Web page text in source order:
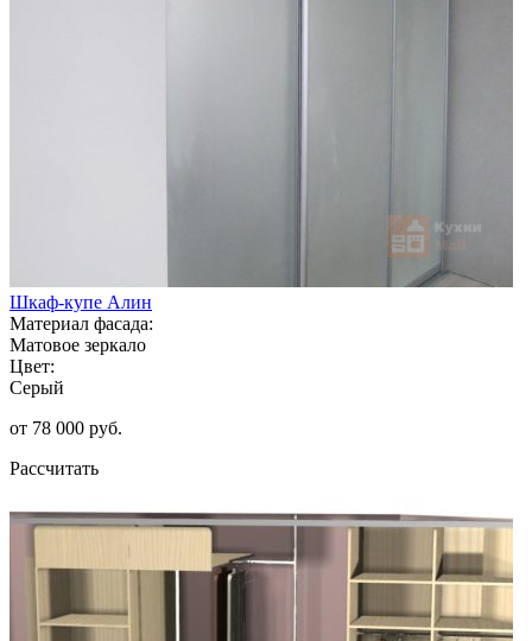
Шкаф-купе Алин
Материал фасада:
Матовое зеркало
Цвет:
Серый
от 78 000 руб.
Рассчитать